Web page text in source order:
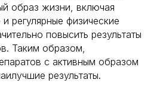
образ жизни, включая
регулярные физические
повысить результаты
Таким образом,
с активным образом
результаты.